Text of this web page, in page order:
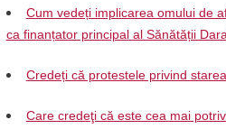
Cum vedeți implicarea omului de
ca finanțator principal al Sănătății
Credeți că protestele privind
Care credeţi că este cea mai